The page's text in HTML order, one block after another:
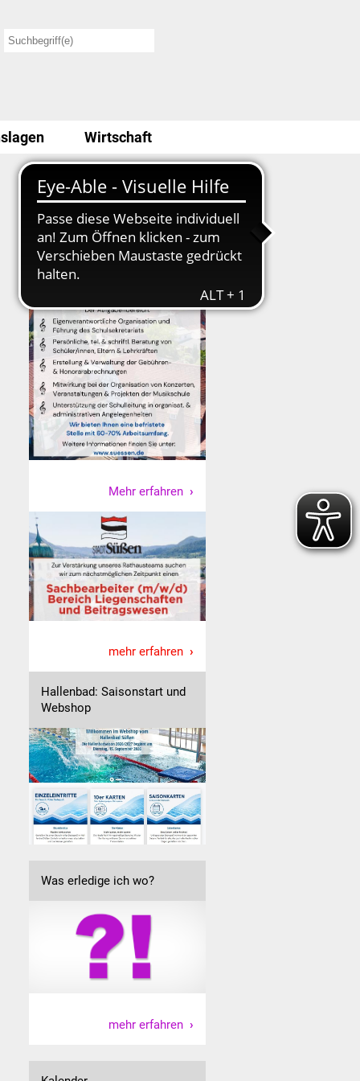
Wirtschaft
Stellenausschreibung
Mehr erfahren
mehr erfahren
Hallenbad: Saisonstart und
Webshop
Was erledige ich wo?
mehr erfahren